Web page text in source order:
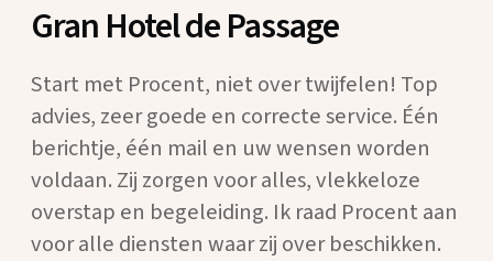
Gran Hotel de Passage
Start met Procent, niet over twijfelen! Top
advies, zeer goede en correcte service. Één
berichtje, één mail en uw wensen worden
voldaan. Zij zorgen voor alles, vlekkeloze
overstap en begeleiding. Ik raad Procent aan
voor alle diensten waar zij over beschikken.